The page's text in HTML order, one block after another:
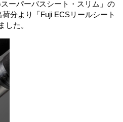
ーパーバスシート・スリム」の
分より「Fuji ECSリールシート
した。